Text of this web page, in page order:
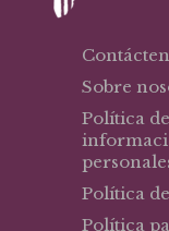
Sobre
Política
Política
Política